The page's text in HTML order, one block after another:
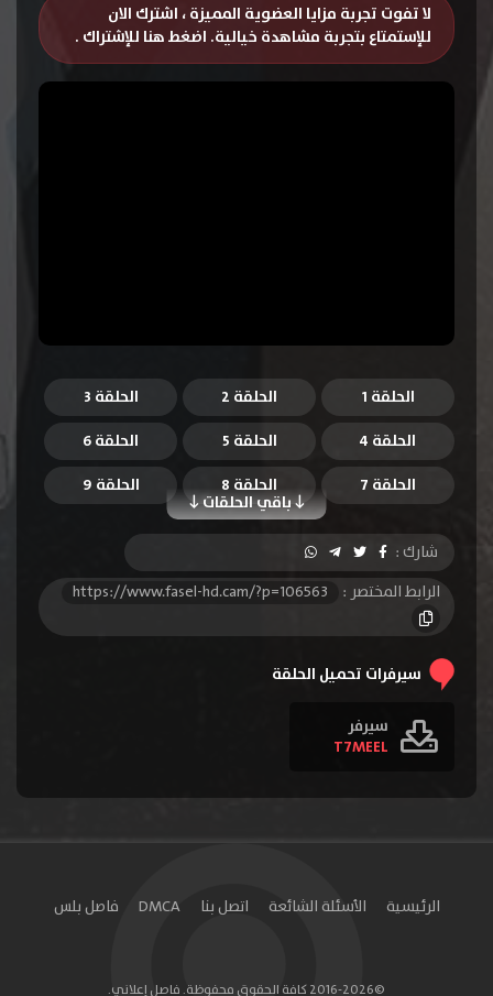
لا تفوت تجربة مزايا العضوية المميزة ، اشترك الان
للإستمتاع بتجربة مشاهدة خيالية. اضغط هنا للإشتراك .
الحلقة 1 الحلقة 2
الحلقة 3
الحلقة 4
الحلقة 5 الحلقة 6
باقي الحلقات
الحلقة 7 الحلقة 8
الحلقة 9
الحلقة 10
الحلقة 11
الحلقة 12
الحلقة 13
الحلقة 14
الحلقة 15
الحلقة 25
الحلقة 29
شارك :
الرابط المختصر :
https://www.fasel-hd.cam/?p=106563
سيرفرات تحميل الحلقة
سيرفر
T7MEEL
الرئيسية الأسئلة الشائعة اتصل بنا DMCA فاصل بلس
©2016-2026 كافة الحقوق محفوظة. فاصل إعلاني.